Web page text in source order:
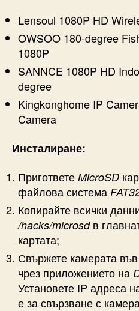
Lensoul 1080P HD
OWSOO 180-degree
1080P
SANNCE 1080P HD
degree
Kingkonghome IP
Camera
Инсталиране:
Пригответе MicroSD
файлова система
Копирайте всички
/hacks/microsdв
картата;
Свържете камерата
чрез приложението на
Установете IP адреса
е за свързване с